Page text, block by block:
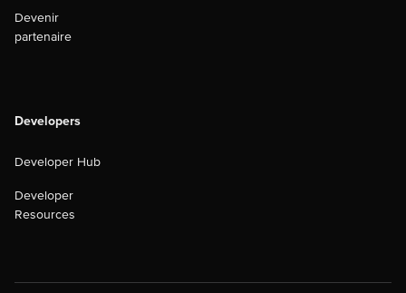
Devenir
partenaire
Developers
Developer Hub
Developer
Resources